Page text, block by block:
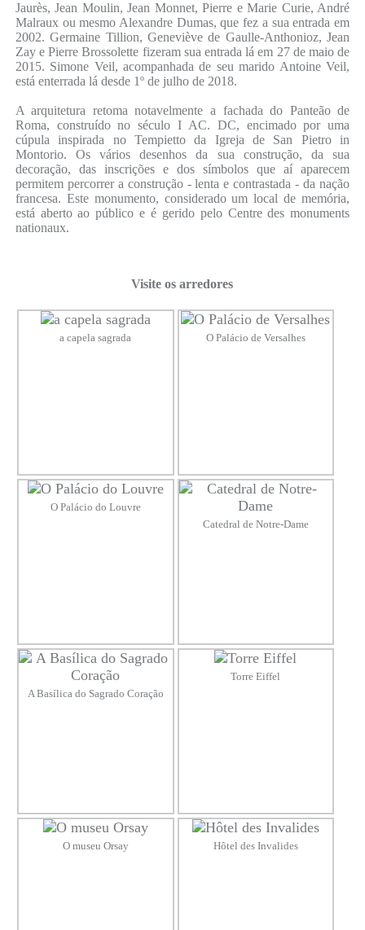
Jaurès, Jean Moulin, Jean Monnet, Pierre e Marie Curie, André
Malraux ou mesmo Alexandre Dumas, que fez a sua entrada em
2002. Germaine Tillion, Geneviève de Gaulle-Anthonioz, Jean
Zay e Pierre Brossolette fizeram sua entrada lá em 27 de maio de
2015. Simone Veil, acompanhada de seu marido Antoine Veil,
está enterrada lá desde 1º de julho de 2018.
A arquitetura retoma notavelmente a fachada do Panteão de
Roma, construído no século I AC. DC, encimado por uma
cúpula inspirada no Tempietto da Igreja de San Pietro in
Montorio. Os vários desenhos da sua construção, da sua
decoração, das inscrições e dos símbolos que aí aparecem
permitem percorrer a construção - lenta e contrastada - da nação
francesa. Este monumento, considerado um local de memória,
está aberto ao público e é gerido pelo Centre des monuments
nationaux.
Visite os arredores
a capela sagrada O Palácio de Versalhes
O Palácio do Louvre
Catedral de Notre-Dame
A Basílica do Sagrado Coração
Torre Eiffel
O museu Orsay Hôtel des Invalides